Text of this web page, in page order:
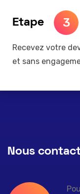
Etape 3
Recevez votre
et sans
Nous